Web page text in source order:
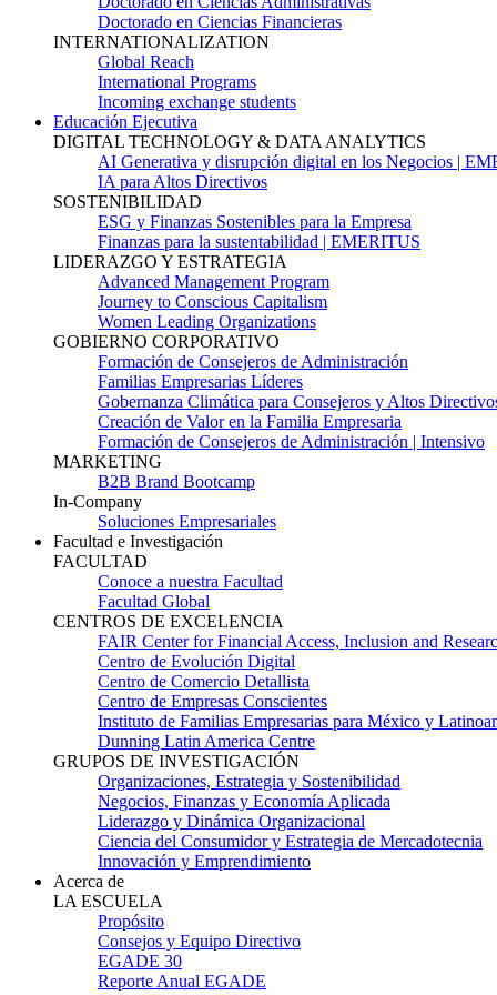
Doctorado en Ciencias Financieras
INTERNATIONALIZATION
Global Reach
International Programs
Incoming exchange students
Educación Ejecutiva
DIGITAL TECHNOLOGY & DATA ANALYTICS
AI Generativa y disrupción digital en los Negocios |
IA para Altos Directivos
SOSTENIBILIDAD
ESG y Finanzas Sostenibles para la Empresa
Finanzas para la sustentabilidad | EMERITUS
LIDERAZGO Y ESTRATEGIA
Advanced Management Program
Journey to Conscious Capitalism
Women Leading Organizations
GOBIERNO CORPORATIVO
Formación de Consejeros de Administración
Familias Empresarias Líderes
Gobernanza Climática para Consejeros y Altos
Creación de Valor en la Familia Empresaria
Formación de Consejeros de Administración | Intensivo
MARKETING
B2B Brand Bootcamp
In-Company
Soluciones Empresariales
Facultad e Investigación
FACULTAD
Conoce a nuestra Facultad
Facultad Global
CENTROS DE EXCELENCIA
FAIR Center for Financial Access, Inclusion and
Centro de Evolución Digital
Centro de Comercio Detallista
Centro de Empresas Conscientes
Instituto de Familias Empresarias para México y
Dunning Latin America Centre
GRUPOS DE INVESTIGACIÓN
Organizaciones, Estrategia y Sostenibilidad
Negocios, Finanzas y Economía Aplicada
Liderazgo y Dinámica Organizacional
Ciencia del Consumidor y Estrategia de Mercadotecnia
Innovación y Emprendimiento
Acerca de
LA ESCUELA
Propósito
Consejos y Equipo Directivo
EGADE 30
Reporte Anual EGADE